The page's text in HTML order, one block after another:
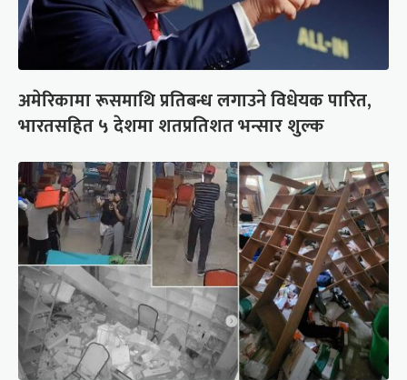
अमेरिकामा रूसमाथि प्रतिबन्ध लगाउने विधेयक पारित,
भारतसहित ५ देशमा शतप्रतिशत भन्सार शुल्क